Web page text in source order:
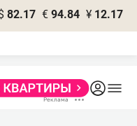
82.17 € 94.84 ¥ 12.17